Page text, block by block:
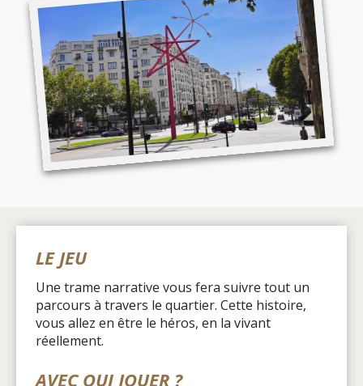
LE JEU
Une trame narrative vous fera suivre tout un
parcours à travers le quartier. Cette histoire,
vous allez en être le héros, en la vivant
réellement.
AVEC QUI JOUER ?